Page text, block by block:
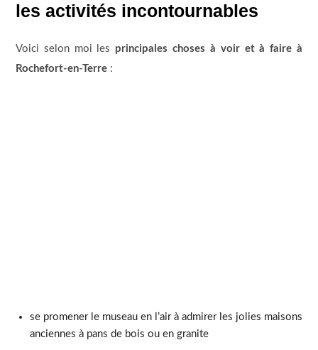
les activités incontournables
Voici selon moi les principales choses à voir et à faire à
Rochefort-en-Terre:
se promener le museau en l’air à admirer les jolies maisons
anciennes à pans de bois ou en granite